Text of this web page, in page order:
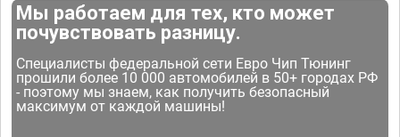
Мы работаем для тех, кто может
почувствовать разницу.
Специалисты федеральной сети Евро Чип Тюнинг
прошили более 10 000 автомобилей в 50+ городах РФ
- поэтому мы знаем, как получить безопасный
максимум от каждой машины!